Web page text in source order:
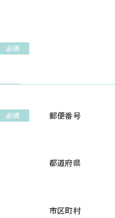
必須
必須 郵便番号
都道府県
市区町村